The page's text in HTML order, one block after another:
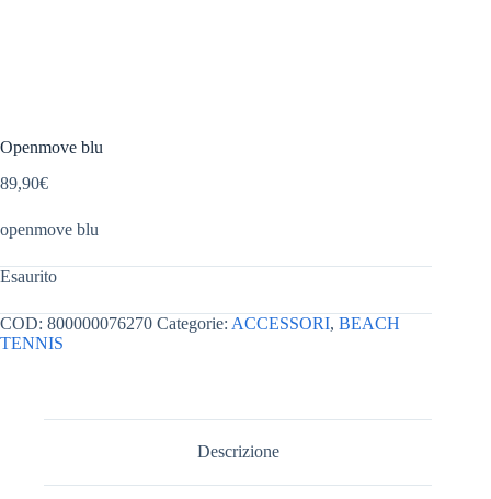
Openmove blu
89,90€
openmove blu
Esaurito
COD: 800000076270 Categorie: ACCESSORI, BEACH
TENNIS
Descrizione